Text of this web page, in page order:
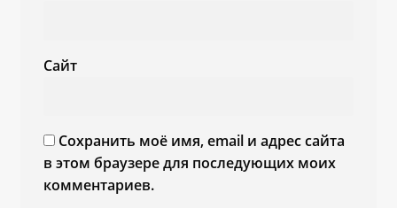
Сайт
Сохранить моё имя, email и адрес сайта
в этом браузере для последующих моих
комментариев.